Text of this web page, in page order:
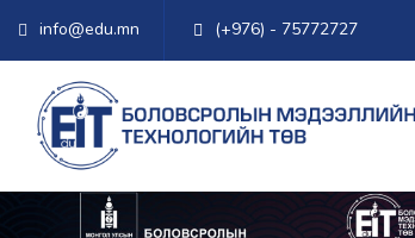
info@edu.mn (+976) - 75772727